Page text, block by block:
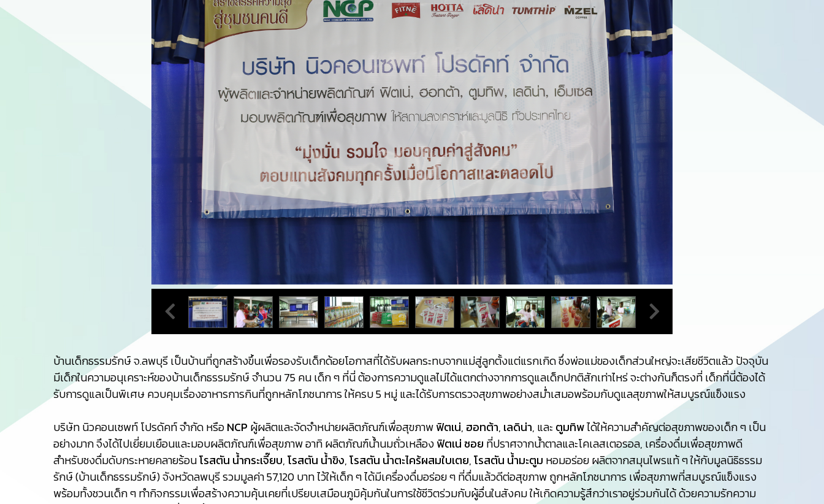
บ้านเด็กธรรมรักษ์ จ.ลพบุรี เป็นบ้านที่ถูกสร้างขึ้นเพื่อรองรับเด็กด้อยโอกาสที่ได้รับผลกระทบจากแม่สู่ลูกตั้งแต่แรกเกิด ซึ่งพ่อแม่ของเด็กส่วนใหญ่จะเสียชีวิตแล้ว ปัจจุบัน
มีเด็กในความอนุเคราะห์ของบ้านเด็กธรรมรักษ์ จำนวน 75 คน เด็ก ๆ ที่นี่ ต้องการความดูแลไม่ได้แตกต่างจากการดูแลเด็กปกติสักเท่าไหร่ จะต่างกันก็ตรงที่ เด็กที่นี่ต้องได้
รับการดูแลเป็นพิเศษ ควบคุมเรื่องอาหารการกินที่ถูกหลักโภชนาการ ให้ครบ 5 หมู่ และได้รับการตรวจสุขภาพอย่างสม่ำเสมอพร้อมกับดูแลสุขภาพให้สมบูรณ์แข็งแรง
บริษัท นิวคอนเซพท์ โปรดัคท์ จำกัด หรือNCP ผู้ผลิตและจัดจำหน่ายผลิตภัณฑ์เพื่อสุขภาพฟิตเน่, ฮอทต้า, เลดิน่า, และ ตูมทิพได้ให้ความสำคัญต่อสุขภาพของเด็ก ๆ เป็น
อย่างมาก จึงได้ไปเยี่ยมเยือนและมอบผลิตภัณฑ์เพื่อสุขภาพ อาทิ ผลิตภัณฑ์น้ำนมถั่วเหลืองฟิตเน่ ซอย ที่ปราศจากน้ำตาลและโคเลสเตอรอล, เครื่องดื่มเพื่อสุขภาพดี
สำหรับชงดื่มดับกระหายคลายร้อนโรสตัน น้ำกระเจี๊ยบ,โรสตัน น้ำขิง,โรสตัน น้ำตะไคร้ผสมใบเตย,โรสตัน น้ำมะตูม หอมอร่อย ผลิตจากสมุนไพรแท้ ๆ ให้กับมูลนิธิธรรม
รักษ์ (บ้านเด็กธรรมรักษ์) จังหวัดลพบุรี รวมมูลค่า 57,120 บาท ไว้ให้เด็ก ๆ ได้มีเครื่องดื่มอร่อย ๆ ที่ดื่มแล้วดีต่อสุขภาพ ถูกหลักโภชนาการ เพื่อสุขภาพที่สมบูรณ์แข็งแรง
พร้อมทั้งชวนเด็ก ๆ ทำกิจกรรมเพื่อสร้างความคุ้นเคยที่เปรียบเสมือนภูมิคุ้มกันในการใช้ชีวิตร่วมกับผู้อื่นในสังคม ให้เกิดความรู้สึกว่าเราอยู่ร่วมกันได้ ด้วยความรักความ